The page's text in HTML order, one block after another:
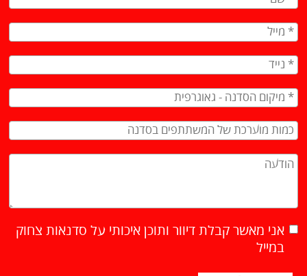
אני מאשר קבלת דיוור ותוכן איכותי על סדנאות צחוק
במייל